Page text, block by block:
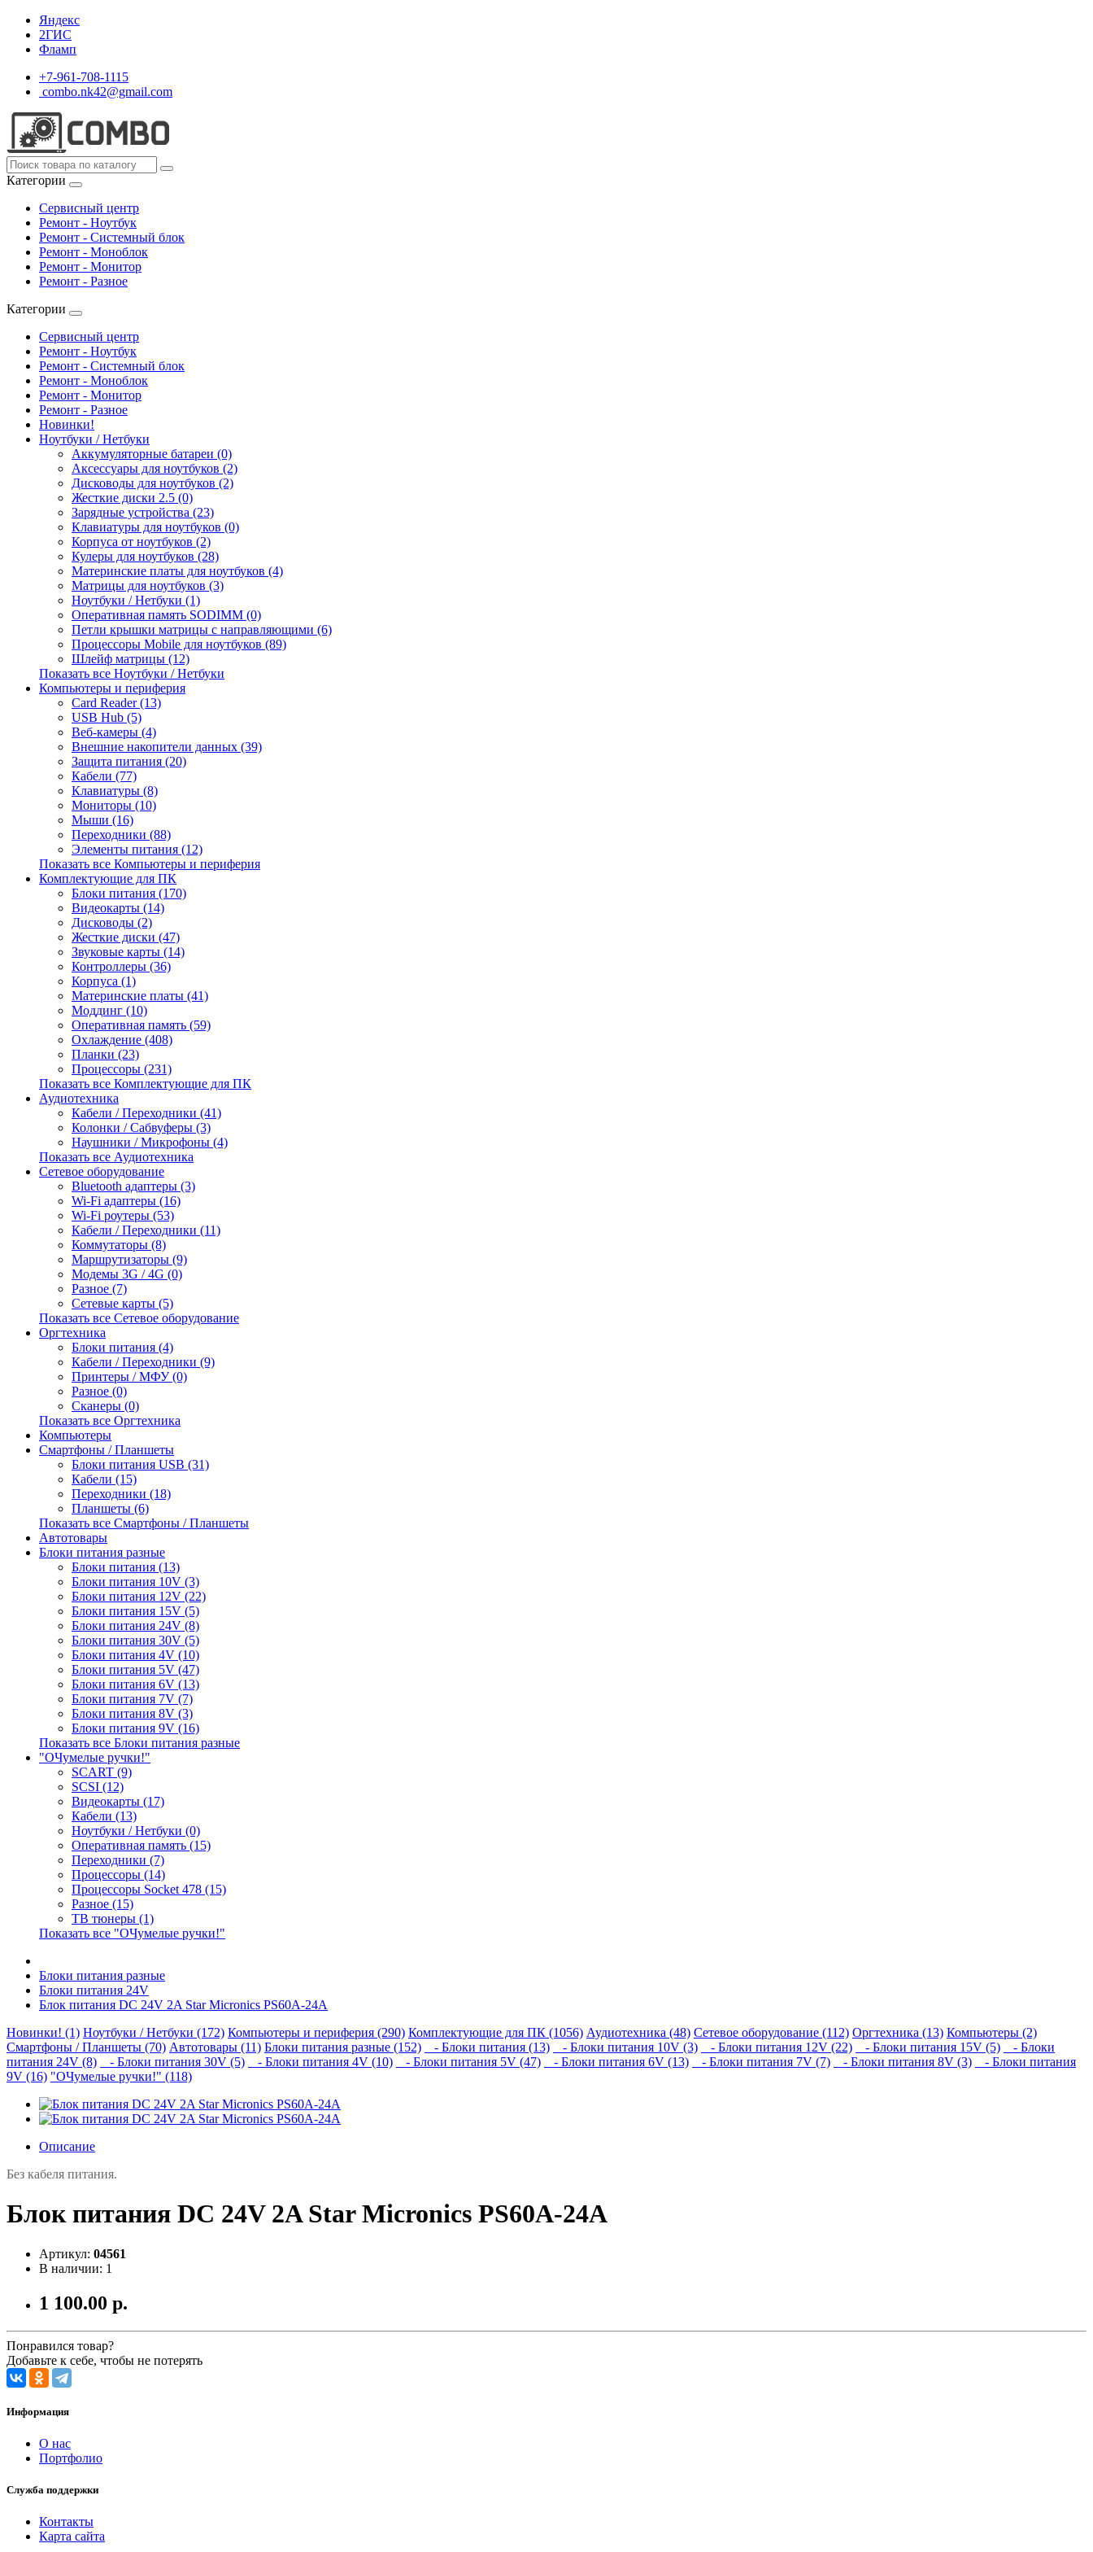
Яндекс
2ГИС
Фламп
+7-961-708-1115
combo.nk42@gmail.com
Категории
Сервисный центр
Ремонт - Ноутбук
Ремонт - Системный блок
Ремонт - Моноблок
Ремонт - Монитор
Ремонт - Разное
Категории
Сервисный центр
Ремонт - Ноутбук
Ремонт - Системный блок
Ремонт - Моноблок
Ремонт - Монитор
Ремонт - Разное
Новинки!
Ноутбуки / Нетбуки
Аккумуляторные батареи (0)
Аксессуары для ноутбуков (2)
Дисководы для ноутбуков (2)
Жесткие диски 2.5 (0)
Зарядные устройства (23)
Клавиатуры для ноутбуков (0)
Корпуса от ноутбуков (2)
Кулеры для ноутбуков (28)
Материнские платы для ноутбуков (4)
Матрицы для ноутбуков (3)
Ноутбуки / Нетбуки (1)
Оперативная память SODIMM (0)
Петли крышки матрицы с направляющими (6)
Процессоры Mobile для ноутбуков (89)
Шлейф матрицы (12)
Показать все Ноутбуки / Нетбуки
Компьютеры и периферия
Card Reader (13)
USB Hub (5)
Веб-камеры (4)
Внешние накопители данных (39)
Защита питания (20)
Кабели (77)
Клавиатуры (8)
Мониторы (10)
Мыши (16)
Переходники (88)
Элементы питания (12)
Показать все Компьютеры и периферия
Комплектующие для ПК
Блоки питания (170)
Видеокарты (14)
Дисководы (2)
Жесткие диски (47)
Звуковые карты (14)
Контроллеры (36)
Корпуса (1)
Материнские платы (41)
Моддинг (10)
Оперативная память (59)
Охлаждение (408)
Планки (23)
Процессоры (231)
Показать все Комплектующие для ПК
Аудиотехника
Кабели / Переходники (41)
Колонки / Сабвуферы (3)
Наушники / Микрофоны (4)
Показать все Аудиотехника
Сетевое оборудование
Bluetooth адаптеры (3)
Wi-Fi адаптеры (16)
Wi-Fi роутеры (53)
Кабели / Переходники (11)
Коммутаторы (8)
Маршрутизаторы (9)
Модемы 3G / 4G (0)
Разное (7)
Сетевые карты (5)
Показать все Сетевое оборудование
Оргтехника
Блоки питания (4)
Кабели / Переходники (9)
Принтеры / МФУ (0)
Разное (0)
Сканеры (0)
Показать все Оргтехника
Компьютеры
Смартфоны / Планшеты
Блоки питания USB (31)
Кабели (15)
Переходники (18)
Планшеты (6)
Показать все Смартфоны / Планшеты
Автотовары
Блоки питания разные
Блоки питания (13)
Блоки питания 10V (3)
Блоки питания 12V (22)
Блоки питания 15V (5)
Блоки питания 24V (8)
Блоки питания 30V (5)
Блоки питания 4V (10)
Блоки питания 5V (47)
Блоки питания 6V (13)
Блоки питания 7V (7)
Блоки питания 8V (3)
Блоки питания 9V (16)
Показать все Блоки питания разные
"ОЧумелые ручки!"
SCART (9)
SCSI (12)
Видеокарты (17)
Кабели (13)
Ноутбуки / Нетбуки (0)
Оперативная память (15)
Переходники (7)
Процессоры (14)
Процессоры Socket 478 (15)
Разное (15)
ТВ тюнеры (1)
Показать все "ОЧумелые ручки!"
Блоки питания разные
Блоки питания 24V
Блок питания DC 24V 2A Star Micronics PS60A-24A
Новинки! (1) Ноутбуки / Нетбуки (172) Компьютеры и периферия (290) Комплектующие для ПК (1056) Аудиотехника (48) Сетевое оборудование (112) Оргтехника (13) Компьютеры (2)
Смартфоны / Планшеты (70) Автотовары (11) Блоки питания разные (152) - Блоки питания (13) - Блоки питания 10V (3) - Блоки питания 12V (22) - Блоки питания 15V (5)
- Блоки
питания 24V (8)
- Блоки питания 30V (5) - Блоки питания 4V (10) - Блоки питания 5V (47) - Блоки питания 6V (13) - Блоки питания 7V (7) - Блоки питания 8V (3)
- Блоки питания
9V (16) "ОЧумелые ручки!" (118)
Описание
Без кабеля питания.
Блок питания DC 24V 2A Star Micronics PS60A-24A
Артикул: 04561
В наличии: 1
1 100.00 р.
Понравился товар?
Добавьте к себе, чтобы не потерять
Информация
О нас
Портфолио
Служба поддержки
Контакты
Карта сайта